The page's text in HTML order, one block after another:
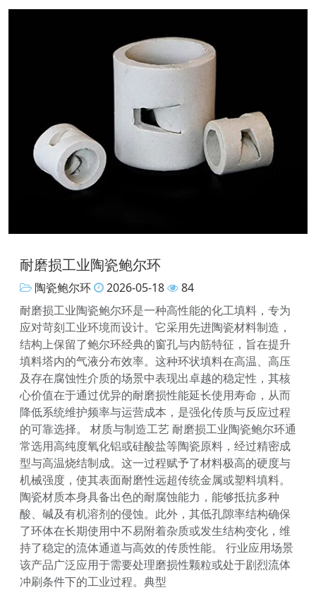
耐磨损工业陶瓷鲍尔环
陶瓷鲍尔环 2026-05-18
84
耐磨损工业陶瓷鲍尔环是一种高性能的化工填料，专为
应对苛刻工业环境而设计。它采用先进陶瓷材料制造，
结构上保留了鲍尔环经典的窗孔与内筋特征，旨在提升
填料塔内的气液分布效率。这种环状填料在高温、高压
及存在腐蚀性介质的场景中表现出卓越的稳定性，其核
心价值在于通过优异的耐磨损性能延长使用寿命，从而
降低系统维护频率与运营成本，是强化传质与反应过程
的可靠选择。 材质与制造工艺 耐磨损工业陶瓷鲍尔环通
常选用高纯度氧化铝或硅酸盐等陶瓷原料，经过精密成
型与高温烧结制成。这一过程赋予了材料极高的硬度与
机械强度，使其表面耐磨性远超传统金属或塑料填料。
陶瓷材质本身具备出色的耐腐蚀能力，能够抵抗多种
酸、碱及有机溶剂的侵蚀。此外，其低孔隙率结构确保
了环体在长期使用中不易附着杂质或发生结构变化，维
持了稳定的流体通道与高效的传质性能。 行业应用场景
该产品广泛应用于需要处理磨损性颗粒或处于剧烈流体
冲刷条件下的工业过程。典型